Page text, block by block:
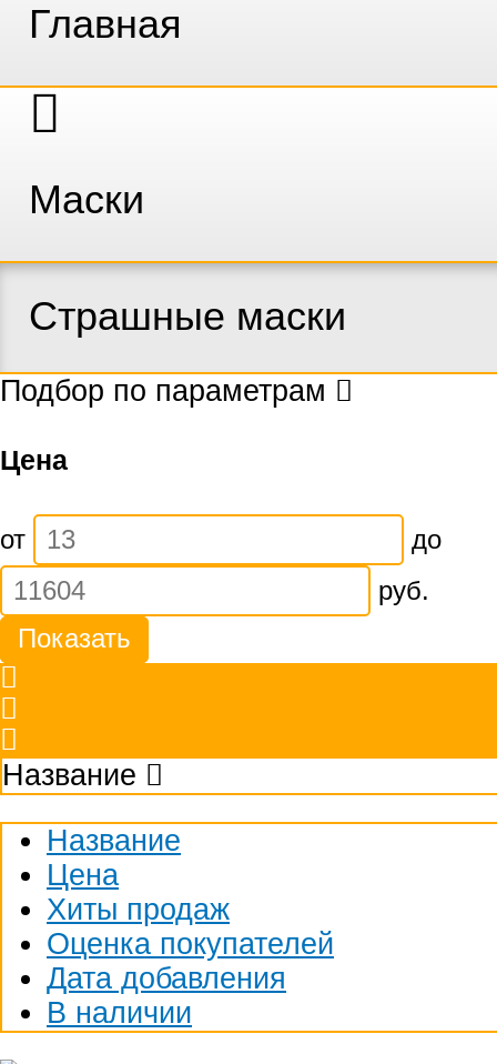
Главная
Маски
Страшные маски
Подбор по параметрам
Цена
от
до
руб.
Название
Название
Цена
Хиты продаж
Оценка покупателей
Дата добавления
В наличии